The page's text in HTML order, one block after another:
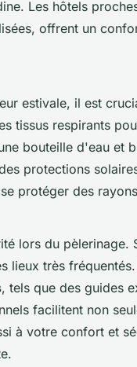
Les hôtels
offrent un
estivale, il est
tissus respirants
bouteille d'eau et
protections
protéger des
lors du
lieux très
, tels que des guides
facilitent non
à votre confort et